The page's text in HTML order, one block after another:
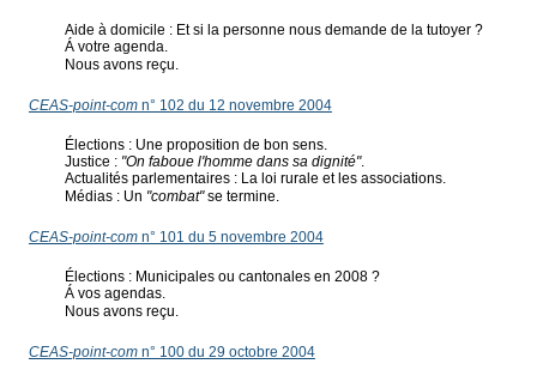
Aide à domicile : Et si la personne nous demande de la tutoyer ?
Á votre agenda.
Nous avons reçu.
CEAS-point-comn° 102 du 12 novembre 2004
Élections : Une proposition de bon sens.
Justice : "On faboue l'homme dans sa dignité".
Actualités parlementaires : La loi rurale et les associations.
Médias : Un "combat"se termine.
CEAS-point-comn° 101 du 5 novembre 2004
Élections : Municipales ou cantonales en 2008 ?
Á vos agendas.
Nous avons reçu.
CEAS-point-comn° 100 du 29 octobre 2004